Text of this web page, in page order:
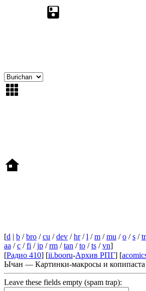
[d | b /bro /cu /dev /hr/l /m /mu /o /s /
aa /c /fi /jp /rm /tan /to /ts /vn]
[Радио 410] [ii.booru-Архив РПГ] [
Ычан — Картинки-макросы и копипаста
Leave these fields empty (spam trap):